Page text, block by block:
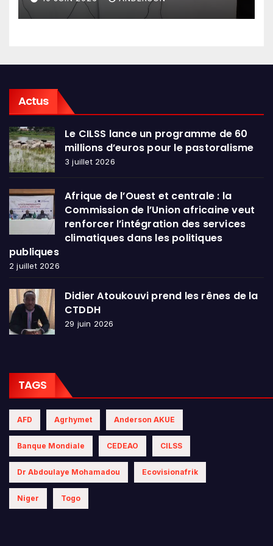
en conclave à Lomé
Actus
Le CILSS lance un programme de 60
millions d’euros pour le pastoralisme
3 juillet 2026
Afrique de l’Ouest et centrale : la
Commission de l’Union africaine veut
renforcer l’intégration des services
climatiques dans les politiques
publiques
2 juillet 2026
Didier Atoukouvi prend les rênes de la
CTDDH
29 juin 2026
TAGS
AFD Agrhymet Anderson AKUE
Banque Mondiale CEDEAO CILSS
Dr Abdoulaye Mohamadou Ecovisionafrik
Niger Togo